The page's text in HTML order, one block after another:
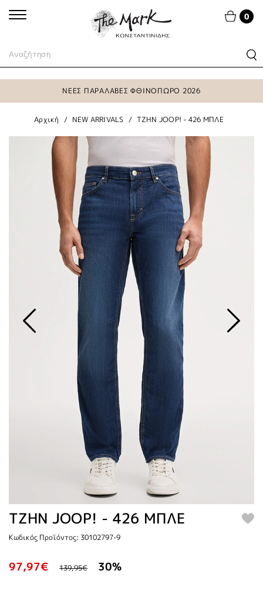
0
ΝΕΕΣ ΠΑΡΑΛΑΒΕΣ ΦΘΙΝΟΠΩΡΟ 2026
Αρχική NEW ARRIVALS TZHN JOOP! - 426 ΜΠΛΕ
TZHN JOOP! - 426 ΜΠΛΕ
Κωδικός Προϊόντος: 30102797-9
97,97€ 139,95€ 30%